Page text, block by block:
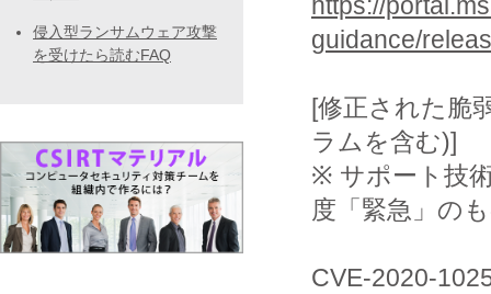
guidance/
[修正された脆
ラムを含む)]
※ サポート技
度「緊急」の
CVE-2020-
侵入型ランサムウェア攻撃
を受けたら読むFAQ